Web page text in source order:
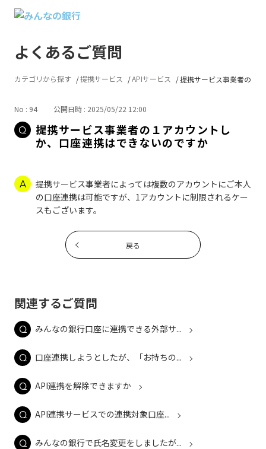
よくあるご質問
カテゴリから探す 提携サービス APIサービス 提携サービス事業者の１
No : 94 公開日時 : 2025/05/22 12:00
提携サービス事業者の１アカウントし
か、口座連携はできないのですか
提携サービス事業者によっては複数のアカウントにご本人
の口座連携は可能ですが、1アカウントに制限されるケー
スもございます。
戻る
関連するご質問
みんなの銀行口座に連携できる外部サ...
口座連携しようとしたが、「お持ちの...
API連携を解除できますか
API連携サービスでの連携対象口座...
みんなの銀行で氏名変更をしましたが...